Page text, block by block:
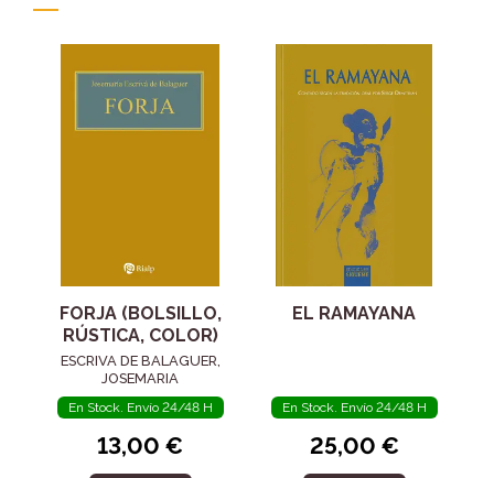
FORJA (BOLSILLO,
RÚSTICA, COLOR)
ESCRIVA DE BALAGUER,
JOSEMARIA
En Stock. Envío 24/48 H
13,00 €
EL RAMAYANA
En Stock. Envío 24/48 H
25,00 €